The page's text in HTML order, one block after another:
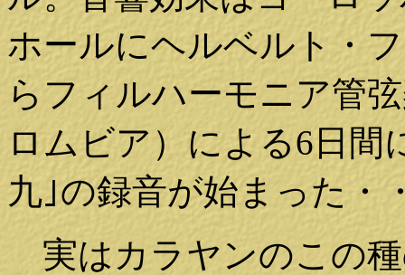
ホールにヘルベルト・
らフィルハーモニア管
ロムビア）による6日間
九｣の録音が始まった・
実はカラヤンのこの